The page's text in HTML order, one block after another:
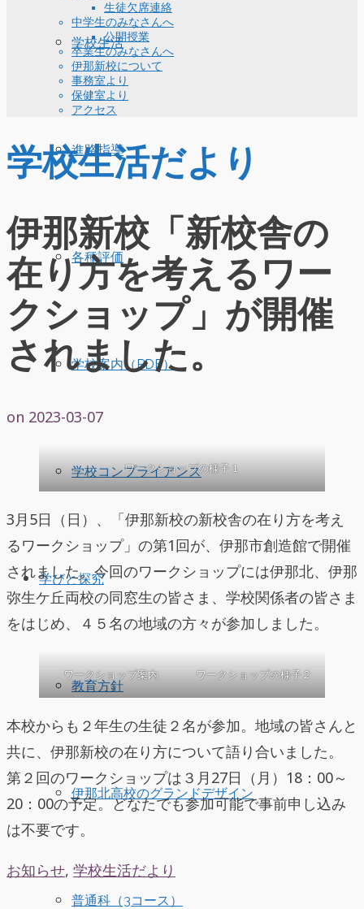
学校生活
進路指導
各種評価
学校案内（PDF）
学校コンプライアンス
学びと探究
教育方針
伊那北高校のグランドデザイン
普通科（3コース）
生徒欠席連絡
中学生のみなさんへ
公開授業
卒業生のみなさんへ
伊那新校について
事務室より
保健室より
アクセス
学校生活だより
伊那新校「新校舎の
在り方を考えるワー
クショップ」が開催
されました。
on 2023-03-07
ワークショップの様子１
3月5日（日）、「伊那新校の新校舎の在り方を考え
るワークショップ」の第1回が、伊那市創造館で開催
されました。今回のワークショップには伊那北、伊那
弥生ケ丘両校の同窓生の皆さま、学校関係者の皆さま
をはじめ、４５名の地域の方々が参加しました。
ワークショップ案内 ワークショップの様子２
本校からも２年生の生徒２名が参加。地域の皆さんと
共に、伊那新校の在り方について語り合いました。
第２回のワークショップは３月27日（月）18：00～
20：00の予定。どなたでも参加可能で事前申し込み
は不要です。
お知らせ, 学校生活だより